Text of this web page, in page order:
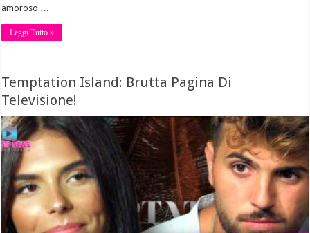
amoroso …
Leggi Tutto »
Temptation Island: Brutta Pagina Di
Televisione!